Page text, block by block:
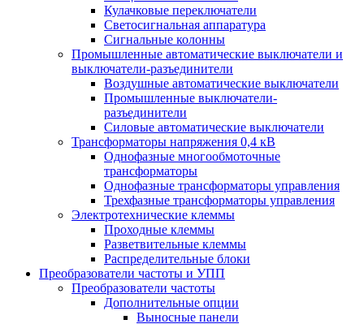
Кулачковые переключатели
Светосигнальная аппаратура
Сигнальные колонны
Промышленные автоматические выключатели и
выключатели-разъединители
Воздушные автоматические выключатели
Промышленные выключатели-
разъединители
Силовые автоматические выключатели
Трансформаторы напряжения 0,4 кВ
Однофазные многообмоточные
трансформаторы
Однофазные трансформаторы управления
Трехфазные трансформаторы управления
Электротехнические клеммы
Проходные клеммы
Разветвительные клеммы
Распределительные блоки
Преобразователи частоты и УПП
Преобразователи частоты
Дополнительные опции
Выносные панели